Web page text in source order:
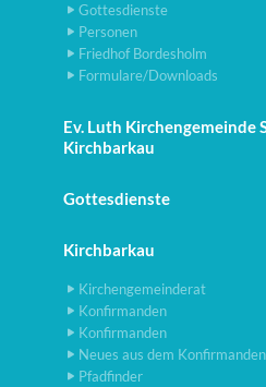
Gottesdienste
Personen
Friedhof Bordesholm
Formulare/Downloads
Ev. Luth Kirchengemeinde
Kirchbarkau
Gottesdienste
Kirchbarkau
Kirchengemeinderat
Konfirmanden
Konfirmanden
Neues aus dem
Pfadfinder